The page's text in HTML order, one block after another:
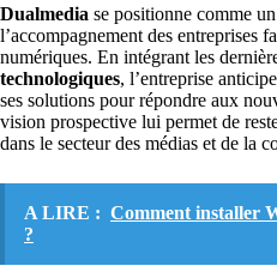
Dualmedia se positionne comme
l’accompagnement des entreprises
numériques. En intégrant les
technologiques, l’entreprise
ses solutions pour répondre aux
vision prospective lui permet de
dans le secteur des médias et de la
A LIRE : Comment installer
?